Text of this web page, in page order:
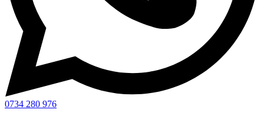
0734 280 976